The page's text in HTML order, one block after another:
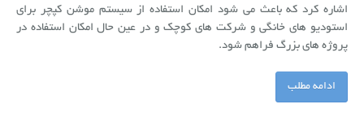
اشاره کرد که باعث می شود امکان استفاده از سیستم موشن کپچر برای
استودیو های خانگی و شرکت های کوچک و در عین حال امکان استفاده در
پروژه های بزرگ فراهم شود.
ادامه مطلب